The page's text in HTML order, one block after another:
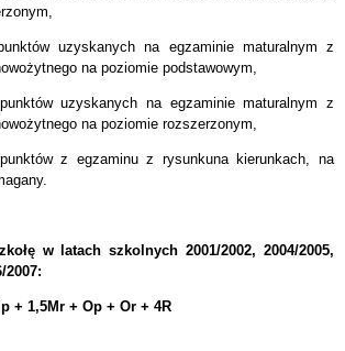
uzyskanych na egzaminie maturalnym z
na poziomie podstawowym,
uzyskanych na egzaminie maturalnym z
na poziomie rozszerzonym,
z egzaminu z rysunkuna kierunkach, na
w latach szkolnych 2001/2002, 2004/2005,
2007:
+ 1,5Mr + Op + Or + 4R